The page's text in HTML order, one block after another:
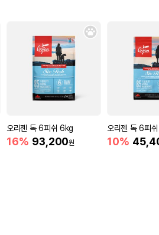
오리젠 독 6피쉬 6kg
16% 93,200원
오리젠 독 6피
10%